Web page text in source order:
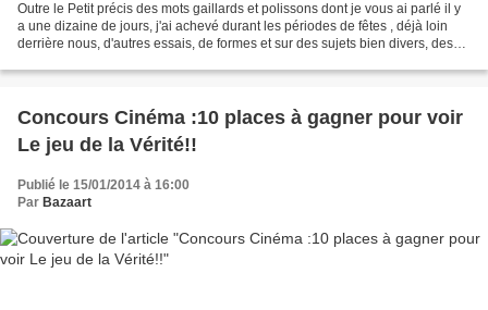
Outre le Petit précis des mots gaillards et polissons dont je vous ai parlé il y
a une dizaine de jours, j'ai achevé durant les périodes de fêtes , déjà loin
derrière nous, d'autres essais, de formes et sur des sujets bien divers, des
Concours Cinéma :10 places à gagner pour voir
Le jeu de la Vérité!!
Publié le 15/01/2014 à 16:00
Par Bazaart